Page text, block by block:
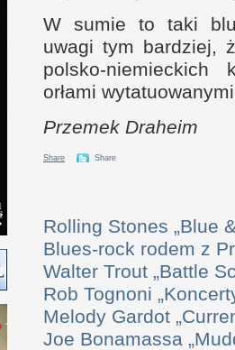
W sumie to taki
uwagi tym bardziej,
polsko-niemieckich
orłami
Przemek Draheim
Share Share
Rolling Stones „Blue
Blues-rock rodem z
Walter Trout „Battle
Rob Tognoni
Melody Gardot
Joe Bonamassa